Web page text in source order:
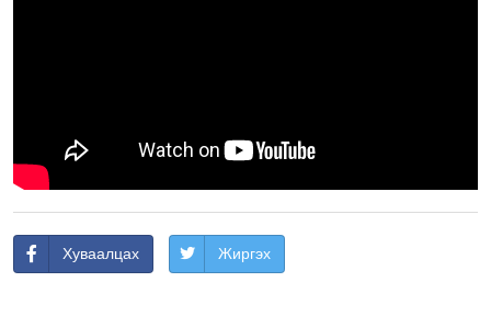
Хуваалцах Жиргэх